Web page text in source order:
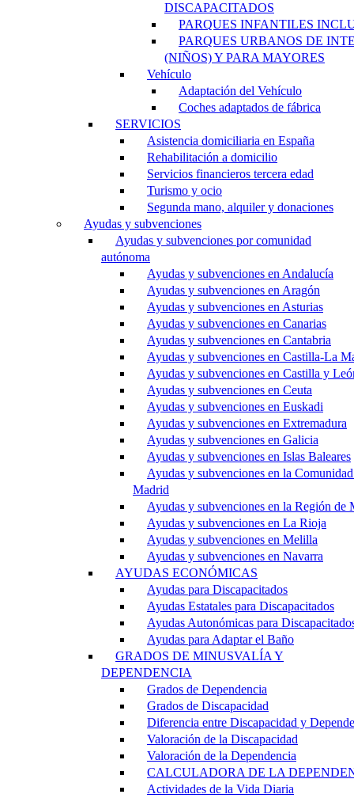
DISCAPACITADOS
PARQUES INFANTILES
PARQUES URBANOS DE
(NIÑOS) Y PARA MAYORES
Vehículo
Adaptación del Vehículo
Coches adaptados de fábrica
SERVICIOS
Asistencia domiciliaria en España
Rehabilitación a domicilio
Servicios financieros tercera edad
Turismo y ocio
Segunda mano, alquiler y donaciones
Ayudas y subvenciones
Ayudas y subvenciones por comunidad
autónoma
Ayudas y subvenciones en Andalucía
Ayudas y subvenciones en Aragón
Ayudas y subvenciones en Asturias
Ayudas y subvenciones en Canarias
Ayudas y subvenciones en Cantabria
Ayudas y subvenciones en Castilla-La
Ayudas y subvenciones en Castilla y
Ayudas y subvenciones en Ceuta
Ayudas y subvenciones en Euskadi
Ayudas y subvenciones en Extremadura
Ayudas y subvenciones en Galicia
Ayudas y subvenciones en Islas Baleares
Ayudas y subvenciones en la
Madrid
Ayudas y subvenciones en la Región de
Ayudas y subvenciones en La Rioja
Ayudas y subvenciones en Melilla
Ayudas y subvenciones en Navarra
AYUDAS ECONÓMICAS
Ayudas para Discapacitados
Ayudas Estatales para Discapacitados
Ayudas Autonómicas para
Ayudas para Adaptar el Baño
GRADOS DE MINUSVALÍA Y
DEPENDENCIA
Grados de Dependencia
Grados de Discapacidad
Diferencia entre Discapacidad y
Valoración de la Discapacidad
Valoración de la Dependencia
CALCULADORA DE LA
Actividades de la Vida Diaria